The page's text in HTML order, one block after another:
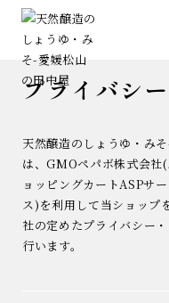
ホーム プライバシーポリシー
プライバシ
天然醸造のしょうゆ・み
は、GMOペパボ株式会社
ョッピングカートASPサ
ス)を利用して当ショップ
社の定めたプライバシー
行います。